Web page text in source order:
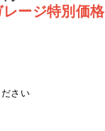
レージ特別価格
さい